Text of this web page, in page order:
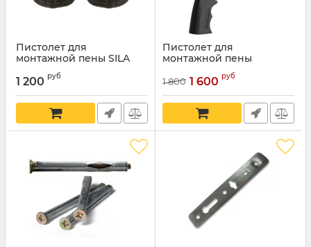
Пистолет для
монтажной пены SILA
-тефлоновое покрытие
1 200 руб
Пистолет для
монтажной пены
Fomeron clean xt
1 800 1 600 руб